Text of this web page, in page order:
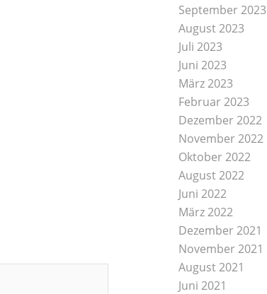
September 2023
August 2023
Juli 2023
Juni 2023
März 2023
Februar 2023
Dezember 2022
November 2022
Oktober 2022
August 2022
Juni 2022
März 2022
Dezember 2021
November 2021
August 2021
Juni 2021